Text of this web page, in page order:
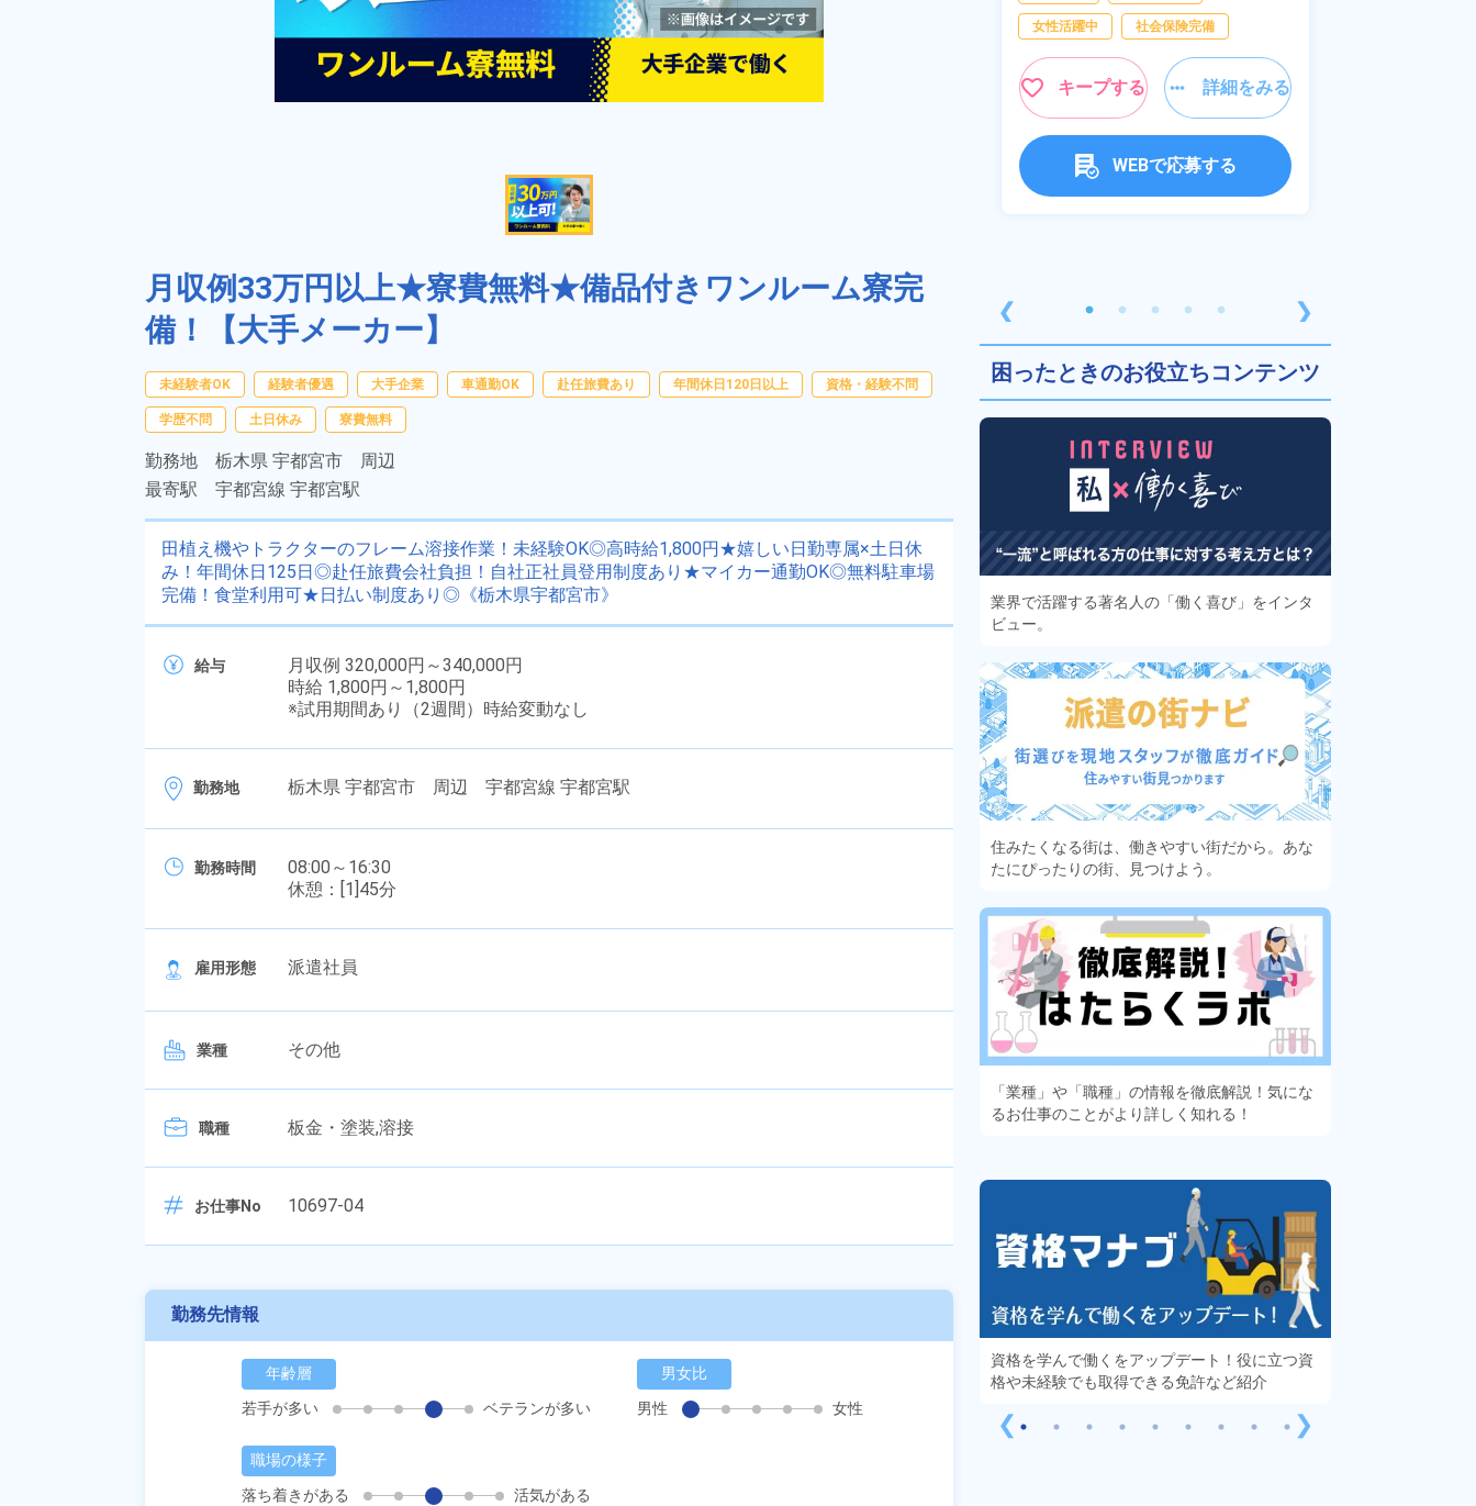
月収例33万円以上★寮費無料★備品付きワンルーム寮完
備！【大手メーカー】
未経験者OK 経験者優遇 大手企業 車通勤OK 赴任旅費あり 年間休日120日以上 資格・経験不問
学歴不問 土日休み 寮費無料
勤務地 栃木県 宇都宮市 周辺
最寄駅 宇都宮線 宇都宮駅
田植え機やトラクターのフレーム溶接作業！未経験OK◎高時給1,800円★嬉しい日勤専属×土日休
み！年間休日125日◎赴任旅費会社負担！自社正社員登用制度あり★マイカー通勤OK◎無料駐車場
完備！食堂利用可★日払い制度あり◎《栃木県宇都宮市》
給与
月収例 320,000円～340,000円
時給 1,800円～1,800円
※試用期間あり（2週間）時給変動なし
勤務地 栃木県 宇都宮市 周辺 宇都宮線 宇都宮駅
勤務時間
08:00～16:30
休憩：[1]45分
雇用形態 派遣社員
業種 その他
職種 板金・塗装,溶接
お仕事No 10697-04
勤務先情報
年齢層
若手が多い
ベテランが多い
男女比
男性
女性
職場の様子
落ち着きがある
活気がある
❮
寮費無料 年間休日120日以上 女性活躍中 社会保険完備
キープする 詳細をみる
WEBで応募する
❯
困ったときのお役立ちコンテンツ
業界で活躍する著名人の「働く喜び」をインタ
ビュー。
住みたくなる街は、働きやすい街だから。あな
たにぴったりの街、見つけよう。
「業種」や「職種」の情報を徹底解説！気にな
るお仕事のことがより詳しく知れる！
❮
あるモノに魅了され続け気がつけばマニア
に！？ディープな世界にあなたもきっとハマる
はず！
資格を学んで働くをアップデート！役に立つ資
格や未経験でも取得できる免許など紹介
❯